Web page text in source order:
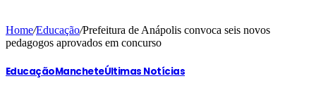
Home/Educação/Prefeitura de Anápolis convoca seis novos
pedagogos aprovados em concurso
EducaçãoMancheteÚltimas Notícias